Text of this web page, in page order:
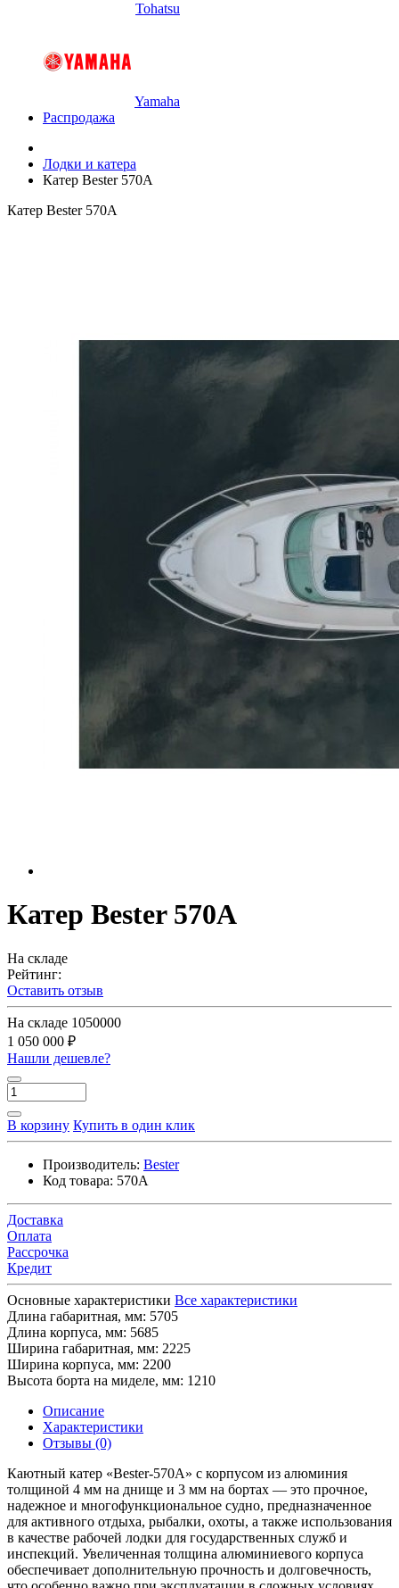
Tohatsu
Yamaha
Распродажа
Лодки и катера
Катер Bester 570A
Катер Bester 570A
Катер Bester 570A
На складе
Рейтинг:
Оставить отзыв
На складе 1050000
1 050 000 ₽
Нашли дешевле?
В корзину Купить в один клик
Производитель: Bester
Код товара: 570A
Доставка
Оплата
Рассрочка
Кредит
Основные характеристики Все характеристики
Длина габаритная, мм: 5705
Длина корпуса, мм: 5685
Ширина габаритная, мм: 2225
Ширина корпуса, мм: 2200
Высота борта на миделе, мм: 1210
Описание
Характеристики
Отзывы (0)
Каютный катер «Bester-570А» с корпусом из алюминия
толщиной 4 мм на днище и 3 мм на бортах — это прочное,
надежное и многофункциональное судно, предназначенное
для активного отдыха, рыбалки, охоты, а также использования
в качестве рабочей лодки для государственных служб и
инспекций. Увеличенная толщина алюминиевого корпуса
обеспечивает дополнительную прочность и долговечность,